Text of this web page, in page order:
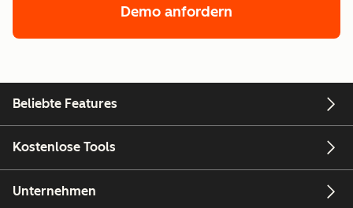
Demo anfordern
Beliebte Features
Kostenlose Tools
Unternehmen